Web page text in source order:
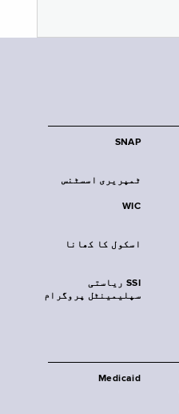
SNAP
ٹمپریری اسسٹنس
WIC
اسکول کا کھانا
SSI ریاستی
سپلیمینٹل پروگرام
Medicaid